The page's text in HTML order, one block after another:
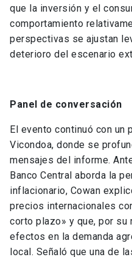
que la inversión y el
comportamiento
perspectivas se ajustan
deterioro del escenario
Panel de conversación
El evento continuó con un
Vicondoa, donde se
mensajes del informe.
Banco Central aborda la
inflacionario, Cowan
precios internacionales
corto plazo» y que, por su
efectos en la demanda
local. Señaló que una de